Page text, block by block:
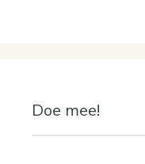
Doe mee!